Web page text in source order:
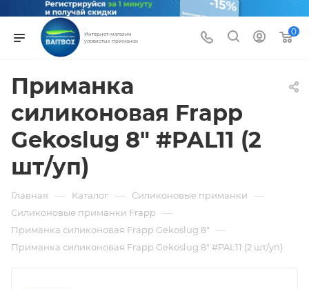
Интернет-магазин
уловистых приманок
0
Приманка
силиконовая Frapp
Gekoslug 8" #PAL11 (2
шт/уп)
Главная — Каталог — Силиконовые приманки —
Силиконовые приманки Frapp —
Приманка силиконовая Frapp Gekoslug 8" —
Приманка силиконовая Frapp Gekoslug 8" #PAL11 (2 шт/уп)